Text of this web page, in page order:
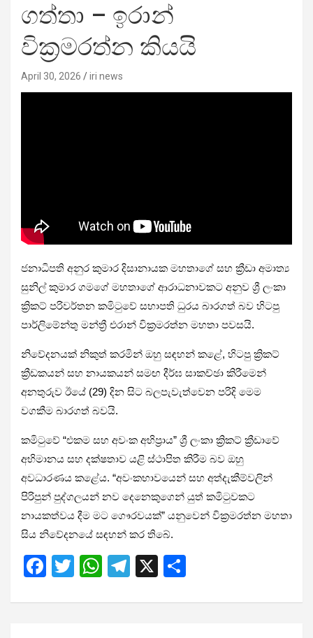
ගත්තා – ඉරාන්
වික්‍රමරත්න කියයි
April 30, 2026 iri news
ජනාධිපති අනුර කුමාර දිසානායක මහතාගේ සහ ක්‍රීඩා අමාත්‍ය
සුනිල් කුමාර ගමගේ මහතාගේ ආරාධනාවකට අනුව ශ්‍රී ලංකා
ක්‍රිකට් පරිවර්තන කමිටුවේ සභාපති ධුරය බාරගත් බව හිටපු
පාර්ලිමේන්තු මන්ත්‍රී එරාන් වික්‍රමරත්න මහතා පවසයි.
නිවේදනයක් නිකුත් කරමින් ඔහු සඳහන් කළේ, හිටපු ක්‍රිකට්
ක්‍රීඩකයන් සහ නායකයන් සමඟ දීර්ඝ සාකච්ඡා කිරීමෙන්
අනතුරුව ඊයේ (29) දින සිට බලපැවැත්වෙන පරිදි මෙම
වගකීම බාරගත් බවයි.
කමිටුවේ “එකම සහ අවංක අභිප්‍රාය” ශ්‍රී ලංකා ක්‍රිකට් ක්‍රීඩාවේ
අභිමානය සහ දක්ෂතාව යළි ස්ථාපිත කිරීම බව ඔහු
අවධාරණය කළේය. “අවංකභාවයෙන් සහ අත්දැකීම්වලින්
පිරිපුන් පුද්ගලයන් නව දෙනෙකුගෙන් යුත් කමිටුවකට
නායකත්වය දීම මට ගෞරවයක්” යනුවෙන් වික්‍රමරත්න මහතා
සිය නිවේදනයේ සඳහන් කර තිබේ.
F
ce
T
tt
W
at
T
e
X
ar